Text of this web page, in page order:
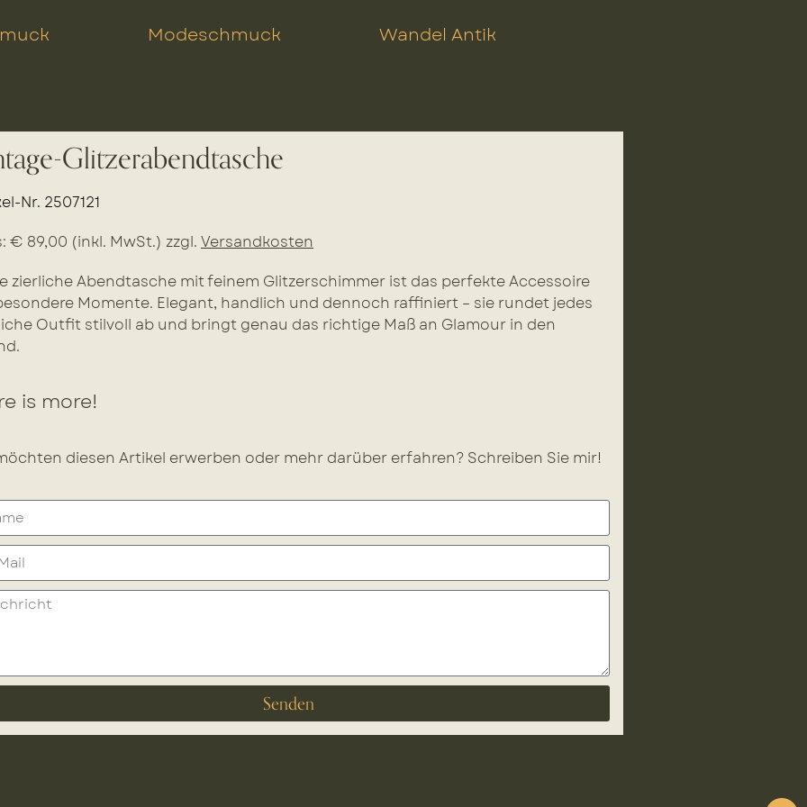
Modeschmuck Wandel Antik
Glitzerabendtasche
Nr. 2507121
€ 89,00 (inkl. MwSt.) zzgl. Versandkosten
zierliche Abendtasche mit feinem Glitzerschimmer ist das perfekte Accessoire
Momente. Elegant, handlich und dennoch raffiniert – sie rundet jedes
Outfit stilvoll ab und bringt genau das richtige Maß an Glamour in den
is more!
diesen Artikel erwerben oder mehr darüber erfahren? Schreiben Sie mir!
Senden